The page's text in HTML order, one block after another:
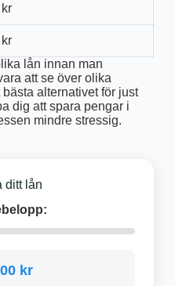
lån innan man
att se över olika
alternativet för just
dig att spara pengar i
mindre stressig.
ditt lån
kr